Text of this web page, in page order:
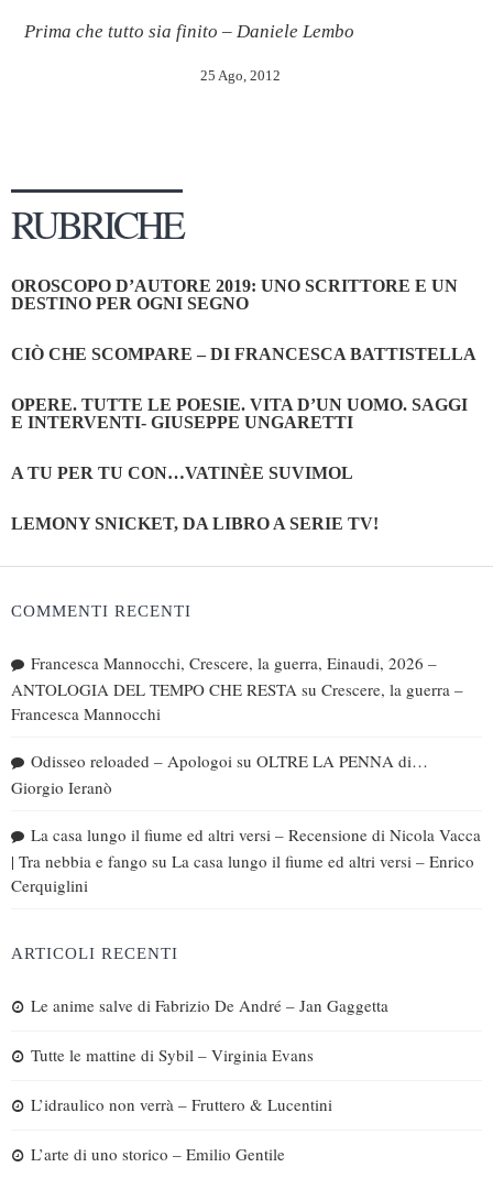
Prima che tutto sia finito – Daniele Lembo
25 Ago, 2012
RUBRICHE
OROSCOPO D’AUTORE 2019: UNO SCRITTORE E UN
DESTINO PER OGNI SEGNO
CIÒ CHE SCOMPARE – DI FRANCESCA BATTISTELLA
OPERE. TUTTE LE POESIE. VITA D’UN UOMO. SAGGI
E INTERVENTI- GIUSEPPE UNGARETTI
A TU PER TU CON…VATINÈE SUVIMOL
LEMONY SNICKET, DA LIBRO A SERIE TV!
COMMENTI RECENTI
Francesca Mannocchi, Crescere, la guerra, Einaudi, 2026 –
ANTOLOGIA DEL TEMPO CHE RESTA su Crescere, la guerra –
Francesca Mannocchi
Odisseo reloaded – Apologoi su OLTRE LA PENNA di…
Giorgio Ieranò
La casa lungo il fiume ed altri versi – Recensione di Nicola Vacca
| Tra nebbia e fango su La casa lungo il fiume ed altri versi – Enrico
Cerquiglini
ARTICOLI RECENTI
Le anime salve di Fabrizio De André – Jan Gaggetta
Tutte le mattine di Sybil – Virginia Evans
L’idraulico non verrà – Fruttero & Lucentini
L’arte di uno storico – Emilio Gentile